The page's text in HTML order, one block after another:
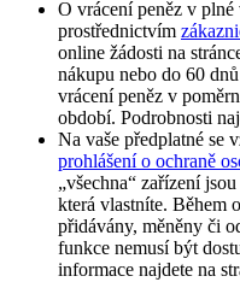
O vrácení peněz v
prostřednictvím
online žádosti na
nákupu nebo do 60
vrácení peněz v
období. Podrobnosti
Na vaše předplatné se
prohlášení o ochraně
„všechna“ zařízení
která vlastníte. Během
přidávány, měněny či
funkce nemusí být
informace najdete na